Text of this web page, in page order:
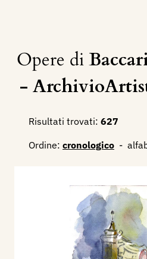
Opere di
-
Risultati trovati: 627
Ordine: cronologico -